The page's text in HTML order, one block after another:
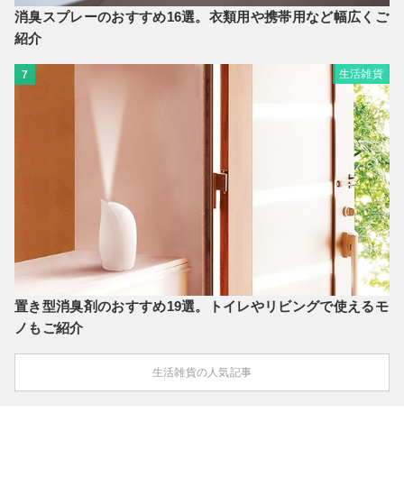
消臭スプレーのおすすめ16選。衣類用や携帯用など幅広くご
紹介
7 生活雑貨
置き型消臭剤のおすすめ19選。トイレやリビングで使えるモ
ノもご紹介
生活雑貨の人気記事